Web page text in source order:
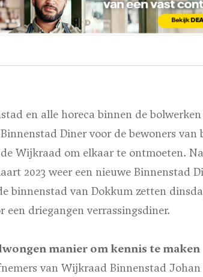
en alle horeca binnen de
Diner voor de bewoners
Wijkraad om elkaar te ontmoeten.
2023 weer een nieuwe Binnenstad
binnenstad van Dokkum zetten
een driegangen verrassingsdiner.
manier om kennis te maken
van Wijkraad Binnenstad